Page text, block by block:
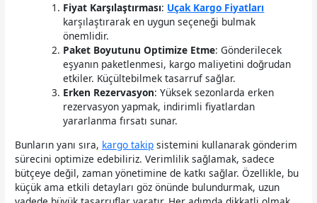
Fiyat Karşılaştırması: Uçak Kargo Fiyatları
karşılaştırarak en uygun seçeneği bulmak
önemlidir.
Paket Boyutunu Optimize Etme: Gönderilecek
eşyanın paketlenmesi, kargo maliyetini doğrudan
etkiler. Küçültebilmek tasarruf sağlar.
Erken Rezervasyon: Yüksek sezonlarda erken
rezervasyon yapmak, indirimli fiyatlardan
yararlanma fırsatı sunar.
Bunların yanı sıra, kargo takip sistemini kullanarak gönderim
sürecini optimize edebiliriz. Verimlilik sağlamak, sadece
bütçeye değil, zaman yönetimine de katkı sağlar. Özellikle, bu
küçük ama etkili detayları göz önünde bulundurmak, uzun